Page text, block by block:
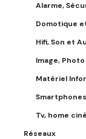
Alarme,
Domotique
Hifi, Son et
Image,
Matériel
Tv, home
Réseaux